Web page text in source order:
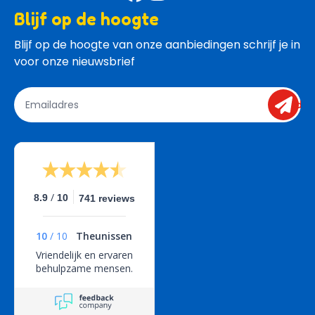
Blijf op de hoogte
Blijf op de hoogte van onze aanbiedingen schrijf je in
voor onze nieuwsbrief
send
8.9 / 10 741 reviews
10 / 10
Theunissen
Vriendelijk en ervaren
behulpzame mensen.